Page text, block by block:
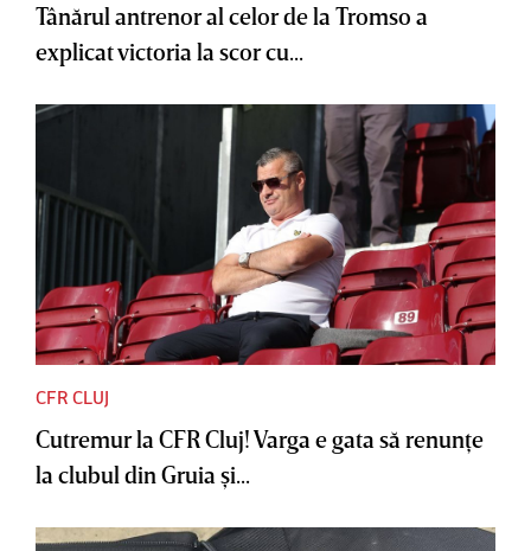
Tânărul antrenor al celor de la Tromso a
explicat victoria la scor cu...
CFR CLUJ
Cutremur la CFR Cluj! Varga e gata să renunţe
la clubul din Gruia şi...